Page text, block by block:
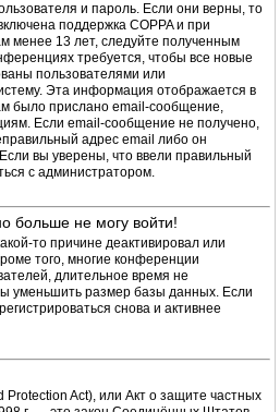
и пароль. Если они верны, то
поддержка COPPA и при
менее 13 лет, следуйте полученным
требуется, чтобы все новые
пользователями или
Эта информация отображается в
было прислано email-сообщение,
Если email-сообщение не получено,
адрес email либо он
вы уверены, что ввели правильный
с администратором.
больше не могу войти!
то причине деактивировал или
того, многие конференции
длительное время не
уменьшить размер базы данных. Если
снова и активнее
Protection Act), или Акт о защите частных